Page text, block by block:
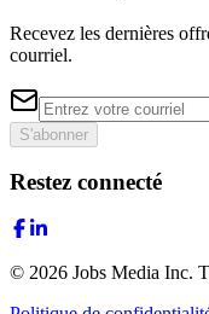
Recevez les dernières
courriel.
S'abonner
Restez connecté
© 2026 Jobs Media Inc.